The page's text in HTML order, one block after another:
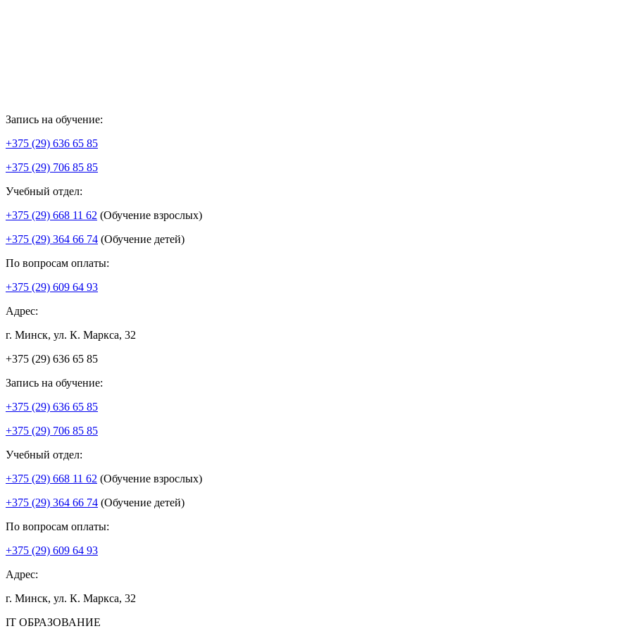
Запись на обучение:
+375 (29) 636 65 85
+375 (29) 706 85 85
Учебный отдел:
+375 (29) 668 11 62 (Обучение взрослых)
+375 (29) 364 66 74 (Обучение детей)
По вопросам оплаты:
+375 (29) 609 64 93
Адрес:
г. Минск, ул. К. Маркса, 32
+375 (29) 636 65 85
Запись на обучение:
+375 (29) 636 65 85
+375 (29) 706 85 85
Учебный отдел:
+375 (29) 668 11 62 (Обучение взрослых)
+375 (29) 364 66 74 (Обучение детей)
По вопросам оплаты:
+375 (29) 609 64 93
Адрес:
г. Минск, ул. К. Маркса, 32
IT ОБРАЗОВАНИЕ